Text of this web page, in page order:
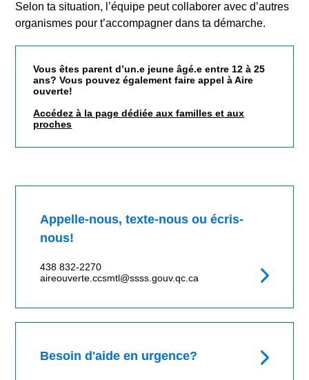
Selon ta situation, l’équipe peut collaborer avec d’autres
organismes pour t’accompagner dans ta démarche.
Vous êtes parent d’un.e jeune âgé.e entre 12 à 25
ans? Vous pouvez également faire appel à Aire
ouverte!
Accédez à la page dédiée aux familles et aux
proches
Appelle-nous, texte-nous ou écris-
nous!
438 832-2270
aireouverte.ccsmtl@ssss.gouv.qc.ca
Besoin d'aide en urgence?